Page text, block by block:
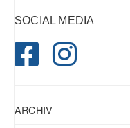
SOCIAL MEDIA
ARCHIV